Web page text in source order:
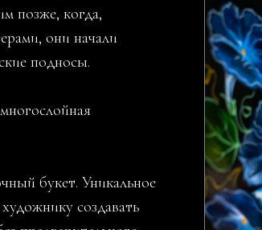
позже, когда,
они начали
подносы.
букет. Уникальное
создавать